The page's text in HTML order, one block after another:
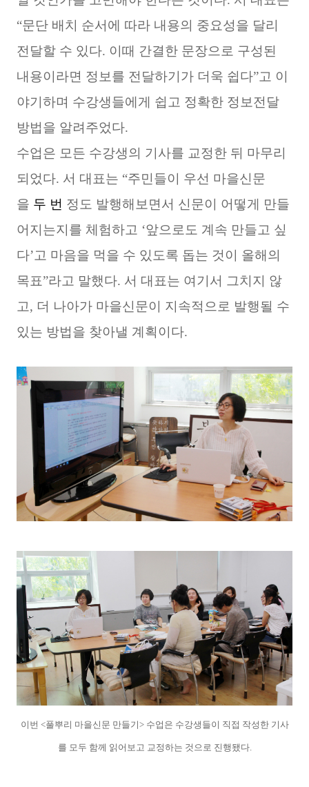
“문단 배치 순서에 따라 내용의 중요성을 달리
전달할 수 있다. 이때 간결한 문장으로 구성된
내용이라면 정보를 전달하기가 더욱 쉽다”고 이
야기하며 수강생들에게 쉽고 정확한 정보전달
방법을 알려주었다.
수업은 모든 수강생의 기사를 교정한 뒤 마무리
되었다. 서 대표는 “주민들이 우선 마을신문
을 두 번 정도 발행해보면서 신문이 어떻게 만들
어지는지를 체험하고 ‘앞으로도 계속 만들고 싶
다’고 마음을 먹을 수 있도록 돕는 것이 올해의
목표”라고 말했다. 서 대표는 여기서 그치지 않
고, 더 나아가 마을신문이 지속적으로 발행될 수
있는 방법을 찾아낼 계획이다.
이번 <풀뿌리 마을신문 만들기> 수업은 수강생들이 직접 작성한 기사
를 모두 함께 읽어보고 교정하는 것으로 진행됐다.